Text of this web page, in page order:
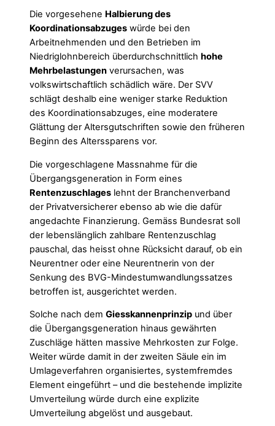
Die vorgesehene Halbierung des
Koordinationsabzuges würde bei den
Arbeitnehmenden und den Betrieben im
Niedriglohnbereich überdurchschnittlich hohe
Mehrbelastungen verursachen, was
volkswirtschaftlich schädlich wäre. Der SVV
schlägt deshalb eine weniger starke Reduktion
des Koordinationsabzuges, eine moderatere
Glättung der Altersgutschriften sowie den früheren
Beginn des Alterssparens vor.
Die vorgeschlagene Massnahme für die
Übergangsgeneration in Form eines
Rentenzuschlages lehnt der Branchenverband
der Privatversicherer ebenso ab wie die dafür
angedachte Finanzierung. Gemäss Bundesrat soll
der lebenslänglich zahlbare Rentenzuschlag
pauschal, das heisst ohne Rücksicht darauf, ob ein
Neurentner oder eine Neurentnerin von der
Senkung des BVG-Mindestumwandlungssatzes
betroffen ist, ausgerichtet werden.
Solche nach dem Giesskannenprinzip und über
die Übergangsgeneration hinaus gewährten
Zuschläge hätten massive Mehrkosten zur Folge.
Weiter würde damit in der zweiten Säule ein im
Umlageverfahren organisiertes, systemfremdes
Element eingeführt – und die bestehende implizite
Umverteilung würde durch eine explizite
Umverteilung abgelöst und ausgebaut.